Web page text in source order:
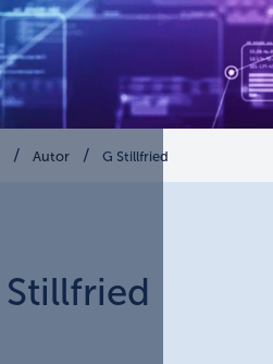
Autor G Stillfried
Stillfried